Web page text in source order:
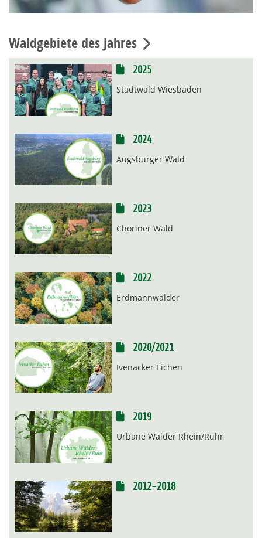
Waldgebiete des Jahres
2025
Stadtwald Wiesbaden
2024
Augsburger Wald
2023
Choriner Wald
2022
Erdmannwälder
2020/2021
Ivenacker Eichen
2019
Urbane Wälder Rhein/Ruhr
2012-2018